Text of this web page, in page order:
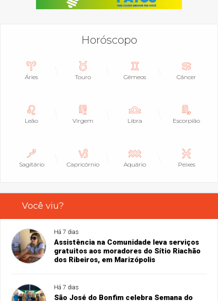
Horóscopo
Áries Touro Gêmeos Câncer
Leão Virgem Libra Escorpião
Sagitário Capricórnio Aquário Peixes
Você viu?
Há 7 dias
Assistência na Comunidade leva serviços
gratuitos aos moradores do Sítio Riachão
dos Ribeiros, em Marizópolis
Há 7 dias
São José do Bonfim celebra Semana do